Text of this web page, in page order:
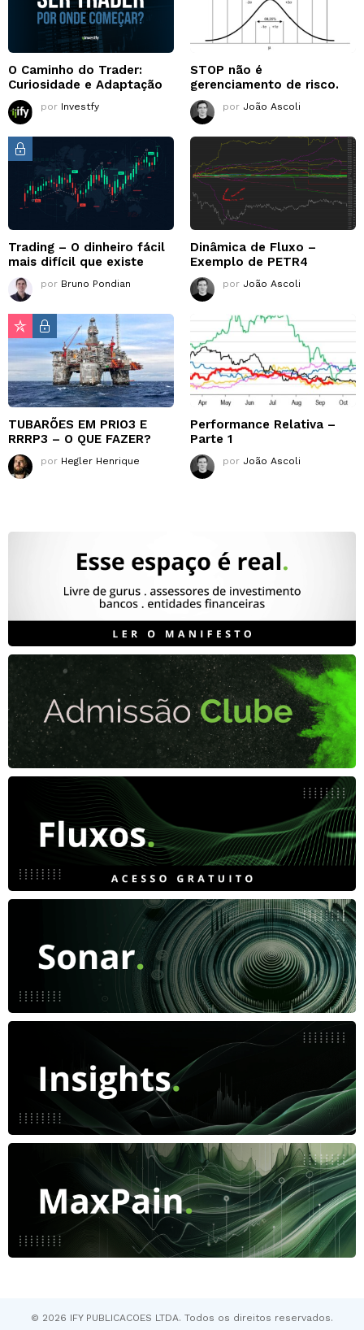
O Caminho do Trader:
Curiosidade e Adaptação
por Investfy
STOP não é
gerenciamento de risco.
por João Ascoli
Trading – O dinheiro fácil
mais difícil que existe
por Bruno Pondian
Dinâmica de Fluxo –
Exemplo de PETR4
por João Ascoli
TUBARÕES EM PRIO3 E
RRRP3 – O QUE FAZER?
por Hegler Henrique
Performance Relativa –
Parte 1
por João Ascoli
© 2026 IFY PUBLICACOES LTDA. Todos os direitos reservados.